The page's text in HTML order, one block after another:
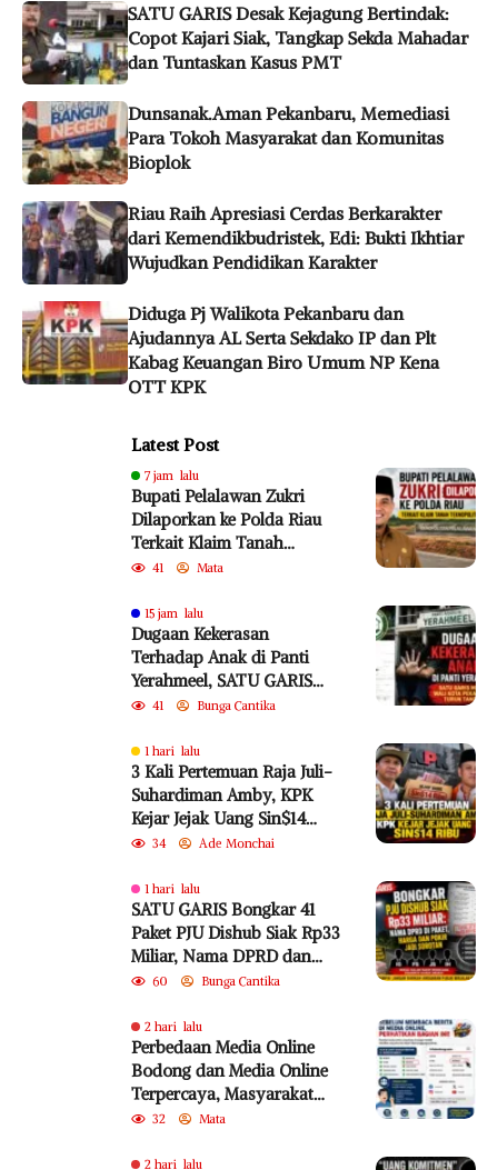
SATU GARIS Desak Kejagung Bertindak:
Copot Kajari Siak, Tangkap Sekda Mahadar
dan Tuntaskan Kasus PMT
Dunsanak.Aman Pekanbaru, Memediasi
Para Tokoh Masyarakat dan Komunitas
Bioplok
Riau Raih Apresiasi Cerdas Berkarakter
dari Kemendikbudristek, Edi: Bukti Ikhtiar
Wujudkan Pendidikan Karakter
Diduga Pj Walikota Pekanbaru dan
Ajudannya AL Serta Sekdako IP dan Plt
Kabag Keuangan Biro Umum NP Kena
OTT KPK
Latest Post
7 jam lalu
Bupati Pelalawan Zukri
Dilaporkan ke Polda Riau
Terkait Klaim Tanah
Teknopolitan
41 Mata
15 jam lalu
Dugaan Kekerasan
Terhadap Anak di Panti
Yerahmeel, SATU GARIS
Minta Wali Kota Pekanbaru
41 Bunga Cantika
1 hari lalu
3 Kali Pertemuan Raja Juli-
Suhardiman Amby, KPK
Kejar Jejak Uang Sin$14
Ribu
34 Ade Monchai
1 hari lalu
SATU GARIS Bongkar 41
Paket PJU Dishub Siak Rp33
Miliar, Nama DPRD dan
Harga Satuan
60 Bunga Cantika
2 hari lalu
Perbedaan Media Online
Bodong dan Media Online
Terpercaya, Masyarakat
Diminta Lebih Cermat
32 Mata
2 hari lalu